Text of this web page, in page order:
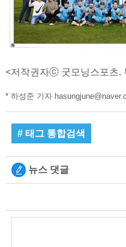
<저작권자ⓒ 굿모닝스포츠.
* 하성준 기자
# 태그 통합검색
뉴스 댓글